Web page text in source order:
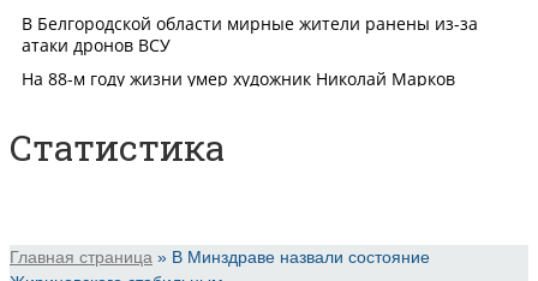
Статистика
Главная страница » В Минздраве назвали состояние